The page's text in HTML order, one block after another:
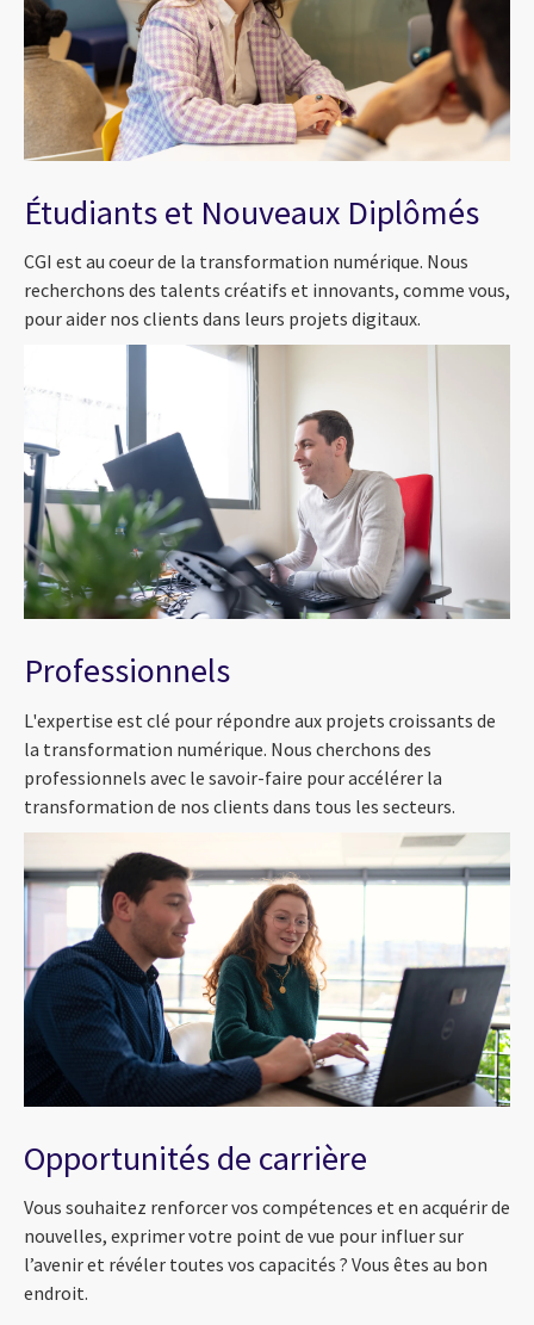
Étudiants et Nouveaux Diplômés
CGI est au coeur de la transformation numérique. Nous
recherchons des talents créatifs et innovants, comme vous,
pour aider nos clients dans leurs projets digitaux.
Professionnels
L'expertise est clé pour répondre aux projets croissants de
la transformation numérique. Nous cherchons des
professionnels avec le savoir-faire pour accélérer la
transformation de nos clients dans tous les secteurs.
Opportunités de carrière
Vous souhaitez renforcer vos compétences et en acquérir de
nouvelles, exprimer votre point de vue pour influer sur
l’avenir et révéler toutes vos capacités ? Vous êtes au bon
endroit.